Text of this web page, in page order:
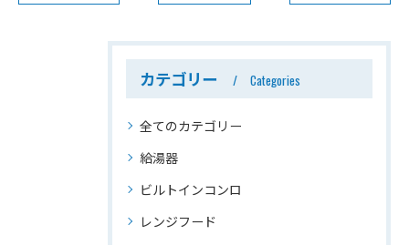
カテゴリー Categories
全てのカテゴリー
給湯器
ビルトインコンロ
レンジフード